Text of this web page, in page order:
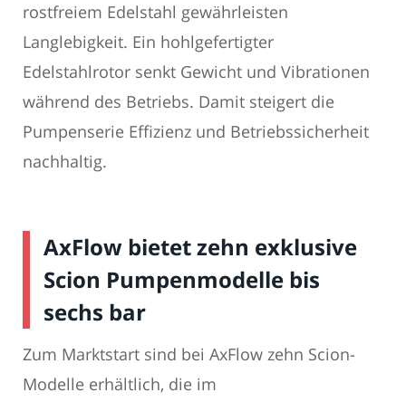
rostfreiem Edelstahl gewährleisten
Langlebigkeit. Ein hohlgefertigter
Edelstahlrotor senkt Gewicht und Vibrationen
während des Betriebs. Damit steigert die
Pumpenserie Effizienz und Betriebssicherheit
nachhaltig.
AxFlow bietet zehn exklusive
Scion Pumpenmodelle bis
sechs bar
Zum Marktstart sind bei AxFlow zehn Scion-
Modelle erhältlich, die im